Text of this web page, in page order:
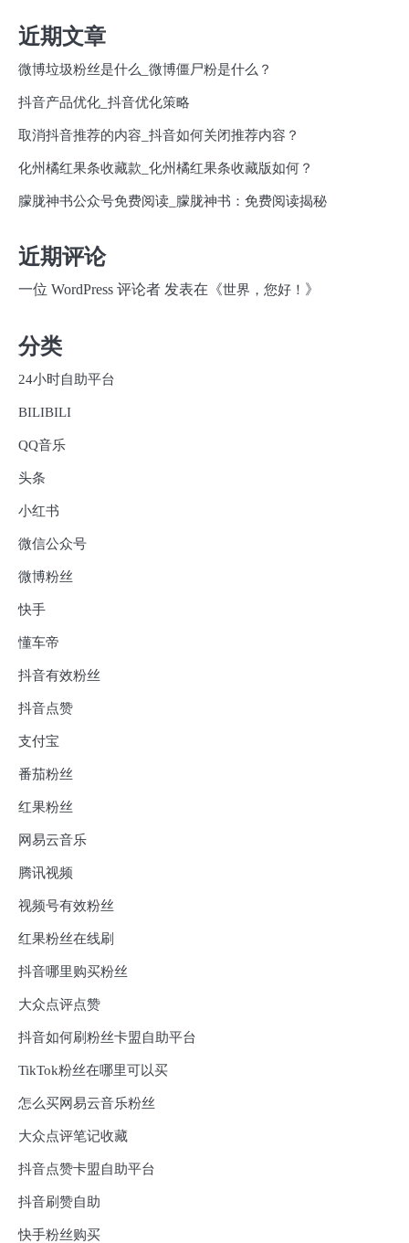
近期文章
微博垃圾粉丝是什么_微博僵尸粉是什么？
抖音产品优化_抖音优化策略
取消抖音推荐的内容_抖音如何关闭推荐内容？
化州橘红果条收藏款_化州橘红果条收藏版如何？
朦胧神书公众号免费阅读_朦胧神书：免费阅读揭秘
近期评论
一位 WordPress 评论者 发表在《世界，您好！ 》
分类
24小时自助平台
BILIBILI
QQ音乐
头条
小红书
微信公众号
微博粉丝
快手
懂车帝
抖音有效粉丝
抖音点赞
支付宝
番茄粉丝
红果粉丝
网易云音乐
腾讯视频
视频号有效粉丝
红果粉丝在线刷
抖音哪里购买粉丝
大众点评点赞
抖音如何刷粉丝卡盟自助平台
TikTok粉丝在哪里可以买
怎么买网易云音乐粉丝
大众点评笔记收藏
抖音点赞卡盟自助平台
抖音刷赞自助
快手粉丝购买